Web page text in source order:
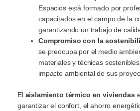
Espacios está formado por
capacitados en el campo de la
garantizando un trabajo de
Compromiso con la
se preocupa por el medio
materiales y técnicas
impacto ambiental de sus
El aislamiento térmico en viviendas
garantizar el confort, el ahorro